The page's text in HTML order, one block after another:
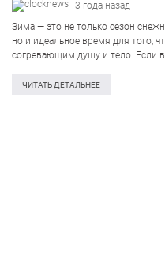
3 года назад
Зима — это не только сезон
но и идеальное время для того,
согревающим душу и тело. Если
богатствами и…
ЧИТАТЬ ДЕТАЛЬНЕЕ